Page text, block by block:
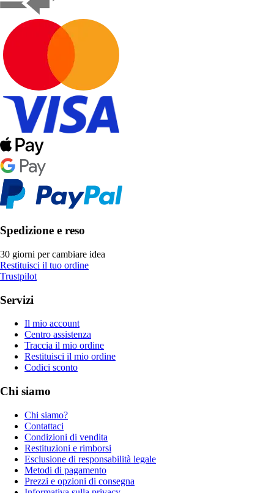
Spedizione e reso
30 giorni per cambiare idea
Restituisci il tuo ordine
Trustpilot
Servizi
Il mio account
Centro assistenza
Traccia il mio ordine
Restituisci il mio ordine
Codici sconto
Chi siamo
Chi siamo?
Contattaci
Condizioni di vendita
Restituzioni e rimborsi
Esclusione di responsabilità legale
Metodi di pagamento
Prezzi e opzioni di consegna